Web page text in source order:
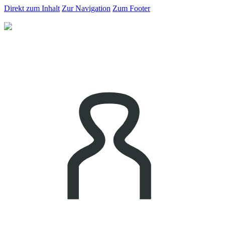
Direkt zum Inhalt Zur Navigation Zum Footer